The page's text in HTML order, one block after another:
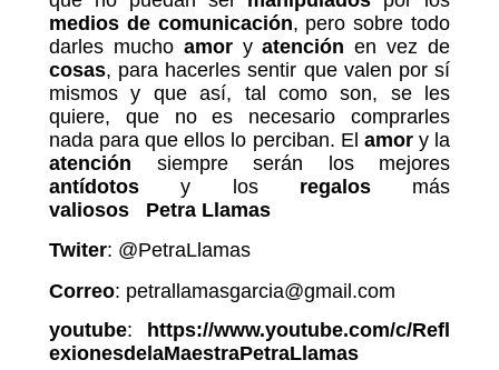
medios de comunicación, pero sobre todo
darles mucho amoryatención en vez de
cosas, para hacerles sentir que valen por sí
mismos y que así, tal como son, se les
quiere, que no es necesario comprarles
nada para que ellos lo perciban. El amory la
atención siempre serán los mejores
antídotos y los regalosmás
valiosos
Petra Llamas
Twiter: @PetraLlamas
Correo: petrallamasgarcia@gmail.com
youtube: https://www.youtube.com/c/Refl
exionesdelaMaestraPetraLlamas